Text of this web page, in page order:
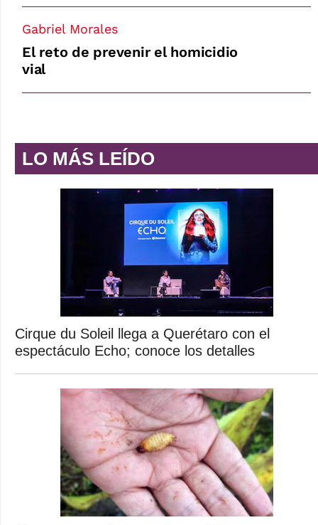
Gabriel Morales
El reto de prevenir el homicidio
vial
LO MÁS LEÍDO
Cirque du Soleil llega a Querétaro con el
espectáculo Echo; conoce los detalles